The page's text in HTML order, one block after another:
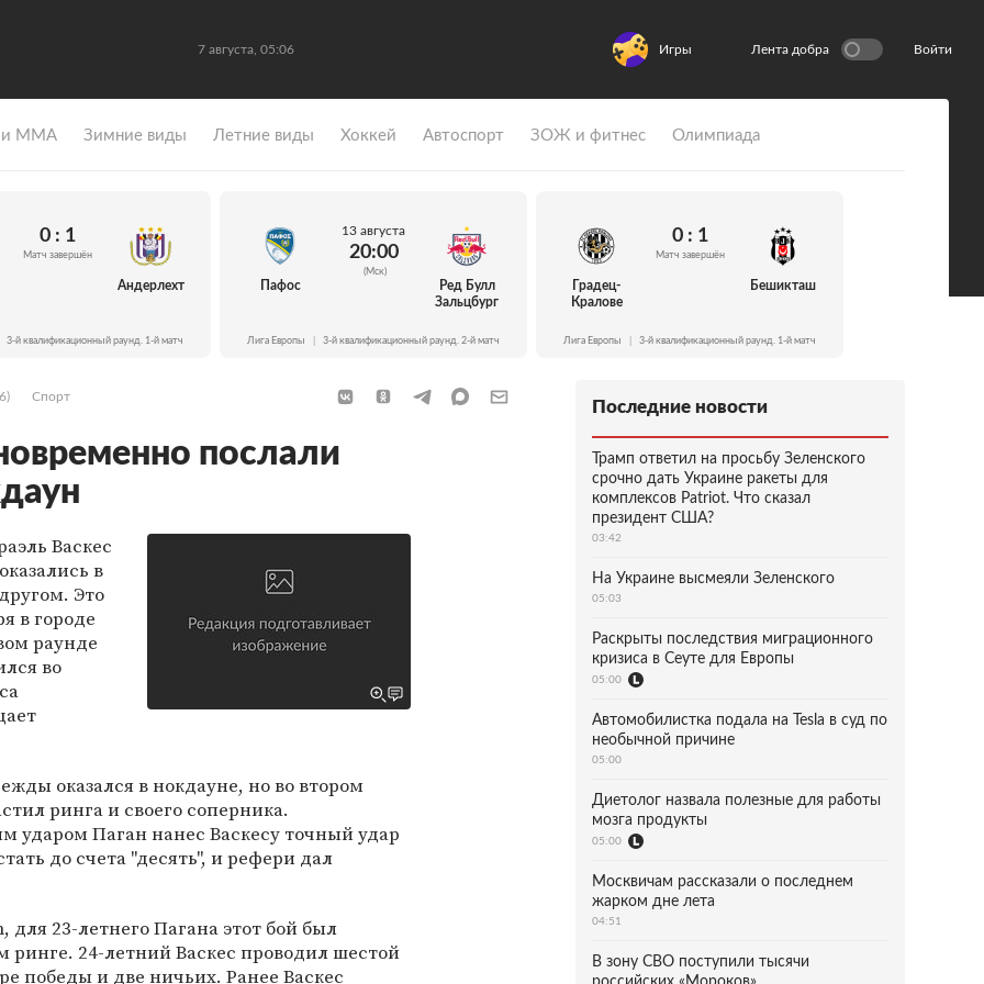
7 августа, 05:06 Игры Лента добра Войти
и ММА Зимние виды Летние виды Хоккей Автоспорт ЗОЖ и фитнес Олимпиада
0 : 1
Матч завершён
Андерлехт
3-й квалификационный раунд. 1-й матч
Пафос
13 августа
20:00
(Мск)
Ред Булл
Зальцбург
Лига Европы 3-й квалификационный раунд. 2-й матч
Градец-
Кралове
0 : 1
Матч завершён
Бешикташ
Лига Европы 3-й квалификационный раунд. 1-й матч
Спорт
послали
Васкес
в
Это
в городе
раунде
во
оказался в нокдауне, но во втором
ринга и своего соперника.
Паган нанес Васкесу точный удар
до счета "десять", и рефери дал
для 23-летнего Пагана этот бой был
24-летний Васкес проводил шестой
победы и две ничьих. Ранее Васкес
Последние новости
Трамп ответил на просьбу Зеленского
срочно дать Украине ракеты для
комплексов Patriot. Что сказал
президент США?
03:42
На Украине высмеяли Зеленского
05:03
Раскрыты последствия миграционного
кризиса в Сеуте для Европы
05:00
Автомобилистка подала на Tesla в суд по
необычной причине
05:00
Диетолог назвала полезные для работы
мозга продукты
05:00
Москвичам рассказали о последнем
жарком дне лета
04:51
В зону СВО поступили тысячи